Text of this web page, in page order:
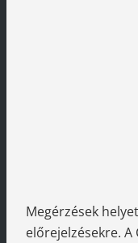
Megérzések
előrejelzésekre. A